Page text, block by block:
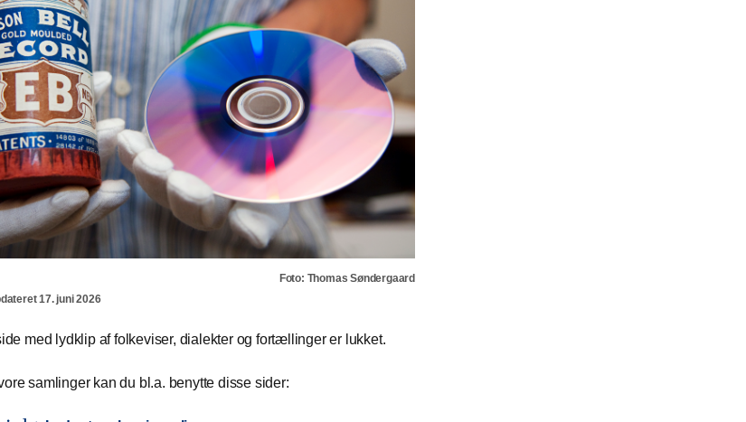
Foto: Thomas Søndergaard
17. juni 2026
med lydklip af folkeviser, dialekter og fortællinger er lukket.
samlinger kan du bl.a. benytte disse sider: